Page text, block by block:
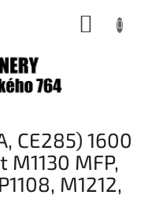
CE285) 1600
MFP,
M1212,